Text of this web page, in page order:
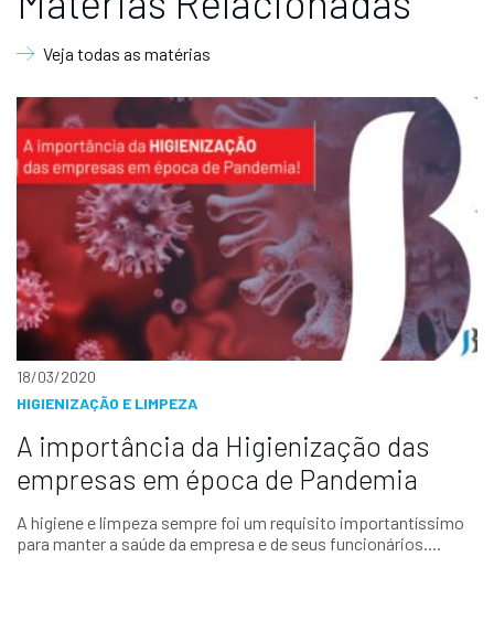
Veja todas as matérias
18/03/2020
HIGIENIZAÇÃO E LIMPEZA
A importância da Higienização das
empresas em época de Pandemia
A higiene e limpeza sempre foi um requisito importantíssimo
para manter a saúde da empresa e de seus funcionários....